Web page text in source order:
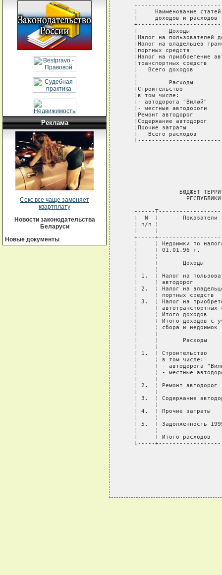
Реклама
Секс все чаще заменяет
квартплату
Новости законодательства
Беларуси
Новые документы
¦     Наименование
¦     доходов и расходов
¦         Доходы
¦Налог на пользователей
¦Налог на владельцев
¦портных средств
¦Налог на приобретение
¦транспортных средств
¦   Всего доходов
¦
¦         Расходы
¦Строительство
¦в том числе:
¦- автодорога "Вилюй"
¦- местные автодороги
¦Ремонт автодорог
¦Содержание автодорог
¦Прочие затраты
¦   Всего расходов
БЮДЖЕТ
------
¦  N  ¦       Показатели
¦ п/п ¦
¦     ¦
+-----
¦     ¦ Недоимки по
¦     ¦ 01.01.96 г.
¦     ¦
¦     ¦       Доходы
¦     ¦
¦ 1.  ¦ Налог на
¦     ¦ автодорог
¦ 2.  ¦ Налог на
¦     ¦ портных средств
¦ 3.  ¦ Налог на
¦     ¦ автотранспортных
¦     ¦ Итого доходов
¦     ¦ Итого доходов с
¦     ¦ сбора и недоимок
¦     ¦
¦     ¦       Расходы
¦     ¦
¦ 1.  ¦ Строительство
¦     ¦ в том числе:
¦     ¦ - автодорога
¦     ¦ - местные
¦     ¦
¦ 2.  ¦ Ремонт автодорог
¦     ¦
¦ 3.  ¦ Содержание
¦     ¦
¦ 4.  ¦ Прочие затраты
¦     ¦
¦ 5.  ¦ Задолженность
¦     ¦
¦     ¦ Итого расходов
L-----